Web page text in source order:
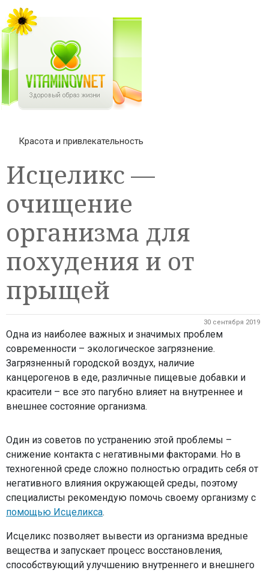
Красота и привлекательность
Исцеликс —
очищение
организма для
похудения и от
прыщей
30 сентября 2019
Одна из наиболее важных и значимых проблем
современности – экологическое загрязнение.
Загрязненный городской воздух, наличие
канцерогенов в еде, различные пищевые добавки и
красители – все это пагубно влияет на внутреннее и
внешнее состояние организма.
Один из советов по устранению этой проблемы –
снижение контакта с негативными факторами. Но в
техногенной среде сложно полностью оградить себя от
негативного влияния окружающей среды, поэтому
специалисты рекомендую помочь своему организму с
помощью Исцеликса.
Исцеликс позволяет вывести из организма вредные
вещества и запускает процесс восстановления,
способствующий улучшению внутреннего и внешнего